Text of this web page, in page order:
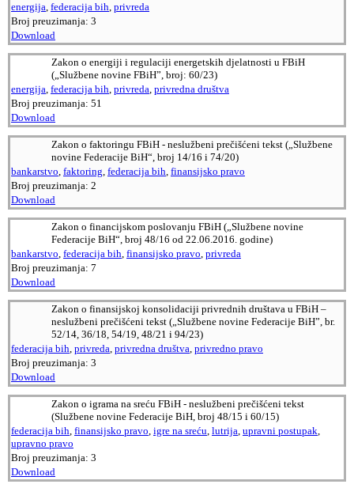
energija, federacija bih, privreda
Broj preuzimanja: 3
Download
Zakon o energiji i regulaciji energetskih djelatnosti u FBiH
(„Službene novine FBiH”, broj: 60/23)
energija, federacija bih, privreda, privredna društva
Broj preuzimanja: 51
Download
Zakon o faktoringu FBiH - neslužbeni prečišćeni tekst („Službene
novine Federacije BiH“, broj 14/16 i 74/20)
bankarstvo, faktoring, federacija bih, finansijsko pravo
Broj preuzimanja: 2
Download
Zakon o financijskom poslovanju FBiH („Službene novine
Federacije BiH“, broj 48/16 od 22.06.2016. godine)
bankarstvo, federacija bih, finansijsko pravo, privreda
Broj preuzimanja: 7
Download
Zakon o finansijskoj konsolidaciji privrednih društava u FBiH –
neslužbeni prečišćeni tekst („Službene novine Federacije BiH”, br.
52/14, 36/18, 54/19, 48/21 i 94/23)
federacija bih, privreda, privredna društva, privredno pravo
Broj preuzimanja: 3
Download
Zakon o igrama na sreću FBiH - neslužbeni prečišćeni tekst
(Službene novine Federacije BiH, broj 48/15 i 60/15)
federacija bih, finansijsko pravo, igre na sreću, lutrija, upravni postupak,
upravno pravo
Broj preuzimanja: 3
Download